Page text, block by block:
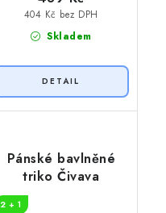
Skladem
404 Kč bez DPH
Pánské bavlněné
triko Čivava
2 + 1